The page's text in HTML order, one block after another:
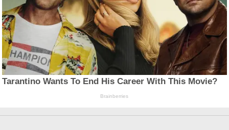
Tarantino Wants To End His Career With This Movie?
Brainberries